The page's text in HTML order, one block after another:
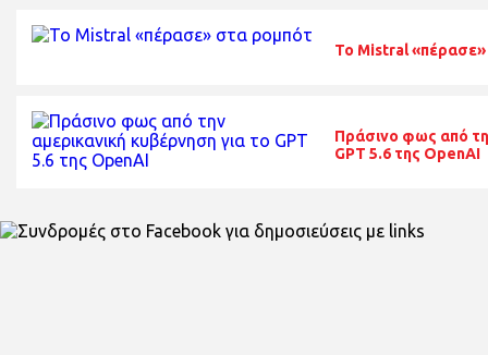
Το Mistral
Πράσινο φως από
GPT 5.6 της OpenAI